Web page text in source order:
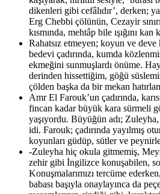
dikenleri gibi cefâlıdır’, derken;
Erg Chebbi çölünün, Cezayir
kısmında, mehtâp bile ışığını kan
Rahatsız etmeyen; koyun ve
bedevi çadırında, kumda
ekmeğini sunmuşlardı önüme.
derinden hissettiğim, göğü
çölden başka da bir mekan
Amr El Farouk’un çadırında,
fincan kadar büyük kara sürmeli
yaşıyordu. Büyüğün adı;
idi. Farouk; çadırında yayılmış
koyunları güdüp, sütler ve
-Zuleyha hiç okula gitmemiş,
zehir gibi İngilizce konuşabilen,
Konuşmalarımızı tercüme
babası başıyla onaylayınca da